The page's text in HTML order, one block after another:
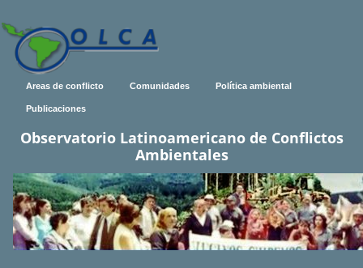
Areas de conflicto Comunidades Política ambiental
Publicaciones
Observatorio Latinoamericano de Conflictos
Ambientales